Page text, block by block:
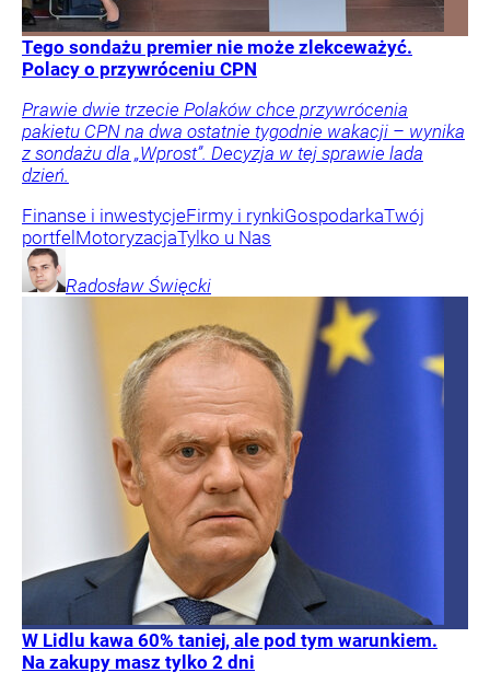
Tego sondażu premier nie może zlekceważyć.
Polacy o przywróceniu CPN
Prawie dwie trzecie Polaków chce przywrócenia
pakietu CPN na dwa ostatnie tygodnie wakacji – wynika
z sondażu dla „Wprost”. Decyzja w tej sprawie lada
dzień.
Finanse i inwestycjeFirmy i rynkiGospodarkaTwój
portfelMotoryzacjaTylko u Nas
Radosław Święcki
W Lidlu kawa 60% taniej, ale pod tym warunkiem.
Na zakupy masz tylko 2 dni